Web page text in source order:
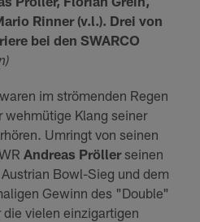
Rinner (v.l.). Drei von
bei den SWARCO
im strömenden Regen
wehmütige Klang seiner
Umringt von seinen
Andreas Pröllerseinen
Bowl-Sieg und dem
Gewinn des "Double"
die vielen einzigartigen